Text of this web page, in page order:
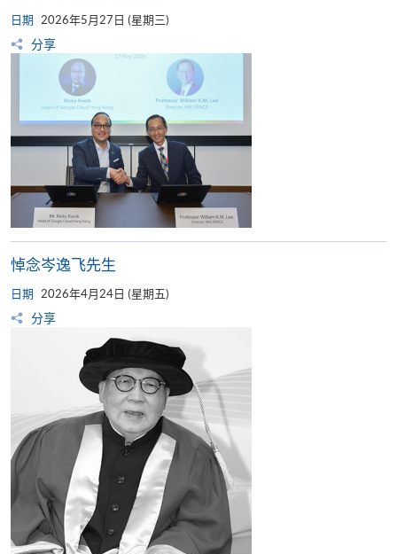
日期 2026年5月27日 (星期三)
分享
悼念岑逸飞先生
日期 2026年4月24日 (星期五)
分享